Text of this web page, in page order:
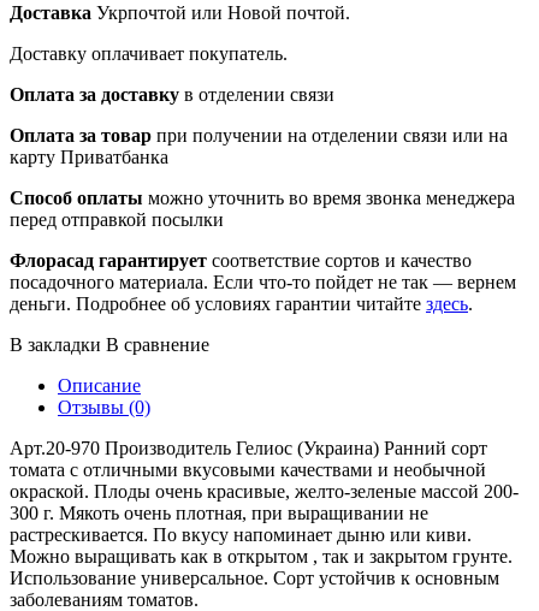
Доставка Укрпочтой или Новой почтой.
Доставку оплачивает покупатель.
Оплата за доставку в отделении связи
Оплата за товар при получении на отделении связи или на
карту Приватбанка
Способ оплаты можно уточнить во время звонка менеджера
перед отправкой посылки
Флорасад гарантирует соответствие сортов и качество
посадочного материала. Если что-то пойдет не так — вернем
деньги. Подробнее об условиях гарантии читайте здесь.
В закладки В сравнение
Описание
Отзывы (0)
Арт.20-970 Производитель Гелиос (Украина) Ранний сорт
томата с отличными вкусовыми качествами и необычной
окраской. Плоды очень красивые, желто-зеленые массой 200-
300 г. Мякоть очень плотная, при выращивании не
растрескивается. По вкусу напоминает дыню или киви.
Можно выращивать как в открытом , так и закрытом грунте.
Использование универсальное. Сорт устойчив к основным
заболеваниям томатов.